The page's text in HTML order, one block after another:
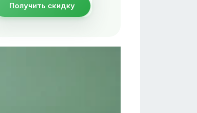
Получить скидку